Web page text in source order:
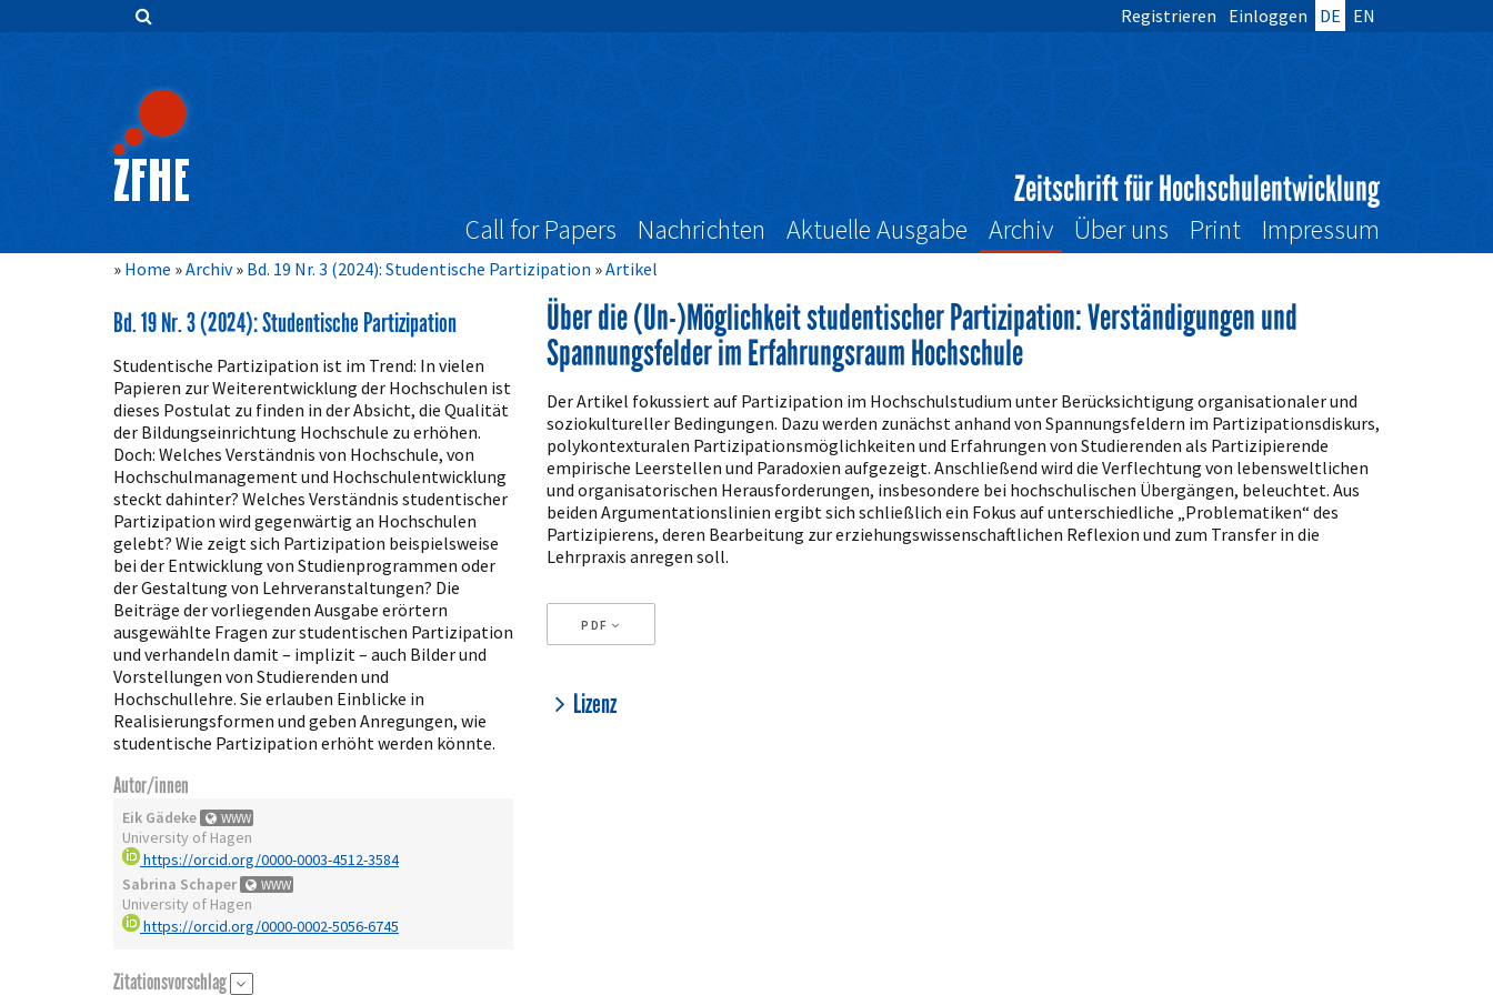
Zum
Hauptnavigation
Registrieren Einloggen DE EN
Zeitschrift für Hochschulentwicklung
Call for Papers Nachrichten Aktuelle Ausgabe Archiv Über uns Print Impressum
Home Archiv Bd. 19 Nr. 3 (2024): Studentische Partizipation Artikel
Über die (Un-)Möglichkeit studentischer Partizipation: Verständigungen und
Spannungsfelder im Erfahrungsraum Hochschule
Artikelinhalt
Der Artikel fokussiert auf Partizipation im Hochschulstudium unter Berücksichtigung organisationaler und
soziokultureller Bedingungen. Dazu werden zunächst anhand von Spannungsfeldern im Partizipationsdiskurs,
polykontexturalen Partizipationsmöglichkeiten und Erfahrungen von Studierenden als Partizipierende
empirische Leerstellen und Paradoxien aufgezeigt. Anschließend wird die Verflechtung von lebensweltlichen
und organisatorischen Herausforderungen, insbesondere bei hochschulischen Übergängen, beleuchtet. Aus
beiden Argumentationslinien ergibt sich schließlich ein Fokus auf unterschiedliche „Problematiken“ des
Partizipierens, deren Bearbeitung zur erziehungswissenschaftlichen Reflexion und zum Transfer in die
Lehrpraxis anregen soll.
PDF
Artikeldetails
Lizenz
Bd. 19 Nr. 3 (2024): Studentische Partizipation
Studentische Partizipation ist im Trend: In vielen
Papieren zur Weiterentwicklung der Hochschulen ist
dieses Postulat zu finden in der Absicht, die Qualität
der Bildungseinrichtung Hochschule zu erhöhen.
Doch: Welches Verständnis von Hochschule, von
Hochschulmanagement und Hochschulentwicklung
steckt dahinter? Welches Verständnis studentischer
Partizipation wird gegenwärtig an Hochschulen
gelebt? Wie zeigt sich Partizipation beispielsweise
bei der Entwicklung von Studienprogrammen oder
der Gestaltung von Lehrveranstaltungen? Die
Beiträge der vorliegenden Ausgabe erörtern
ausgewählte Fragen zur studentischen Partizipation
und verhandeln damit – implizit – auch Bilder und
Vorstellungen von Studierenden und
Hochschullehre. Sie erlauben Einblicke in
Realisierungsformen und geben Anregungen, wie
studentische Partizipation erhöht werden könnte.
Autor/innen
Eik Gädeke WWW
University of Hagen
https://orcid.org/0000-0003-4512-3584
Sabrina Schaper
WWW
University of Hagen
https://orcid.org/0000-0002-5056-6745
Zitationsvorschlag